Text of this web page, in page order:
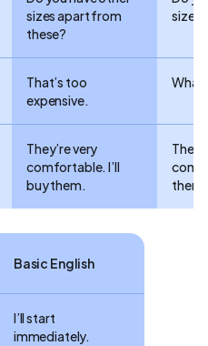
sizes apart from
these?
sizes
That’s too
expensive.
What
They’re very
comfortable. I’ll
buy them.
them.
Basic English
I’ll start
immediately.